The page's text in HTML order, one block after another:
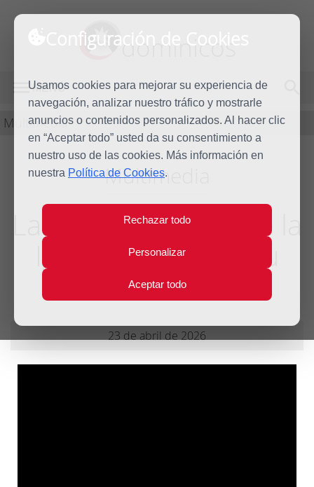
Configuración de Cookies
Usamos cookies para mejorar su experiencia de
navegación, analizar nuestro tráfico y mostrarle
anuncios o contenidos personalizados. Al hacer clic
en “Aceptar todo” usted da su consentimiento a
nuestro uso de las cookies. Más información en
nuestra Política de Cookies.
Rechazar todo
Personalizar
Aceptar todo
dominicos
MENÚ
Multimedia
Multimedia
La Doctrina Social de la
Iglesia: un grito a tu
conciencia
23 de abril de 2026